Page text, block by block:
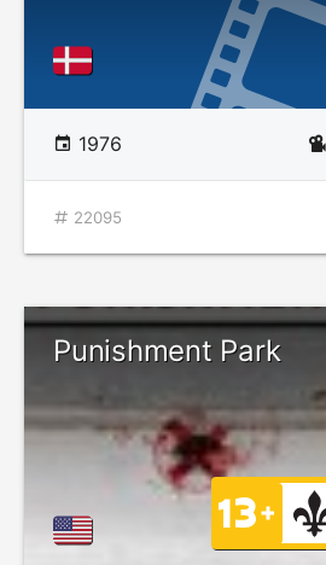
1976
22095
Punishment Park